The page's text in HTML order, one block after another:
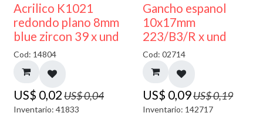
50% DESCUENTO
Acrilico K1021
redondo plano 8mm
blue zircon 39 x und
Cod: 14804
US$ 0,02US$0,04
Inventario: 41833
50% DESCUENTO
Gancho espanol
10x17mm
223/B3/R x und
Cod: 02714
US$ 0,09US$0,19
Inventario: 142717